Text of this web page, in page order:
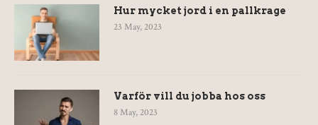
Hur mycket jord i en pallkrage
23 May, 2023
Varför vill du jobba hos oss
8 May, 2023